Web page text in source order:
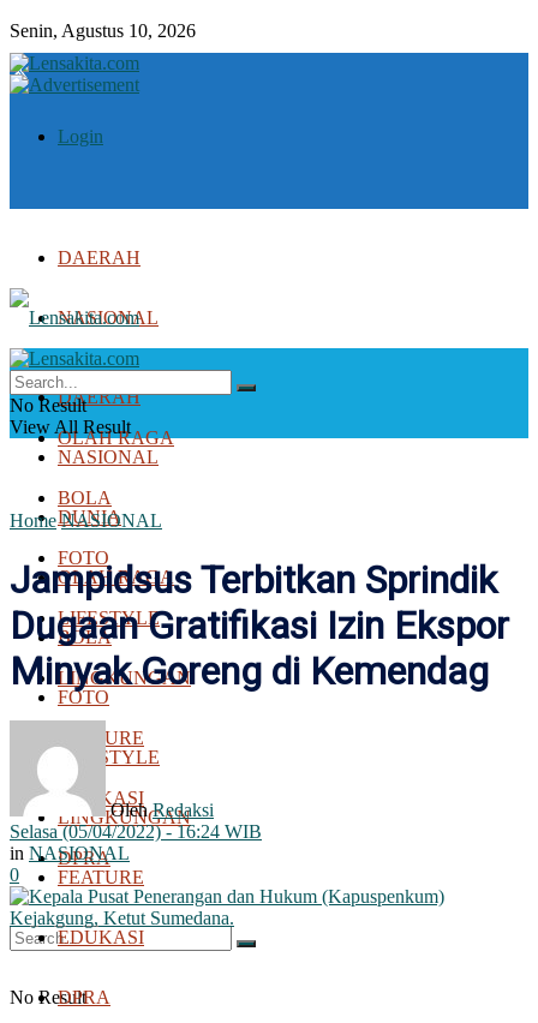
Senin, Agustus 10, 2026
Login
DAERAH
NASIONAL
DUNIA
OLAH RAGA
BOLA
FOTO
LIFESTYLE
LINGKUNGAN
FEATURE
EDUKASI
DPRA
No Result
DAERAH
NASIONAL
DUNIA
OLAH RAGA
BOLA
FOTO
LIFESTYLE
LINGKUNGAN
FEATURE
EDUKASI
DPRA
No Result
View All Result
Home NASIONAL
Jampidsus Terbitkan Sprindik
Dugaan Gratifikasi Izin Ekspor
Minyak Goreng di Kemendag
Oleh Redaksi
Selasa (05/04/2022) - 16:24 WIB
in NASIONAL
0